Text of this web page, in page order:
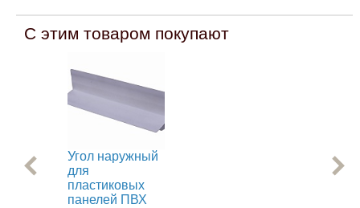
С этим товаром покупают
Угол наружный
для
пластиковых
панелей ПВХ